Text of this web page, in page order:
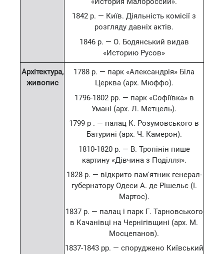
1842 р. — Київ. Діяльність комісії з
розгляду давніх актів.
1846 р. — О. Бодянський видав
«Историю Русов»
Архітектура,
живопис
1788 р. — парк «Александрія» Біла
Церква (арх. Мюффо).
1796-1802 рр. — парк «Софіївка» в
Умані (арх. Л. Метцель).
1799 р . — палац К. Розумовського в
Батурині (арх. Ч. Камерон).
1810-1820 р. — В. Тропінін пише
картину «Дівчина з Поділля».
1828 р. — відкрито пам'ятник генерал-
губернатору Одеси А. де Рішельє (І.
Мартос).
1837 р. — палац і парк Г. Тарновського
в Качанівці на Чернігівщині (арх. М.
Мосцепанов).
1837-1843 рр. — споруджено Київський